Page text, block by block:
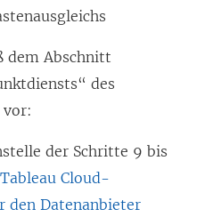
u
m
F
e
n
s
t
dem Abschnitt
des
der Schritte 9 bis
Tableau Cloud-
den Datenanbieter